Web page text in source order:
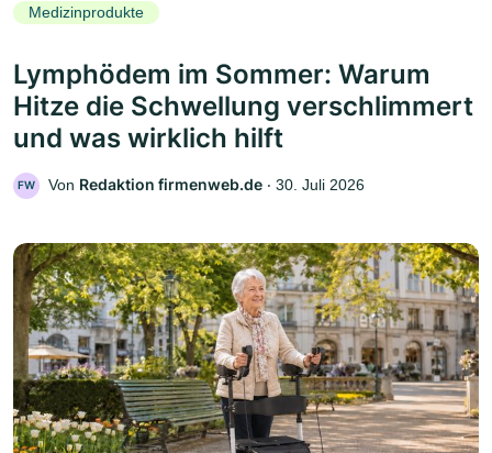
Medizinprodukte
Lymphödem im Sommer: Warum
Hitze die Schwellung verschlimmert
und was wirklich hilft
FW Von Redaktion firmenweb.de ‧ 30. Juli 2026